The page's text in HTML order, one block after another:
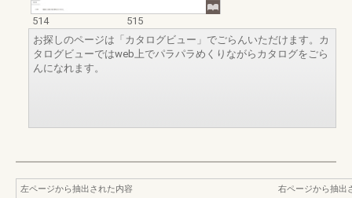
514
515
お探しのページは「カタログビュー」でごらんいただけます。カ
タログビューではweb上でパラパラめくりながらカタログをごら
んになれます。
左ページから抽出された内容
右ページから抽出